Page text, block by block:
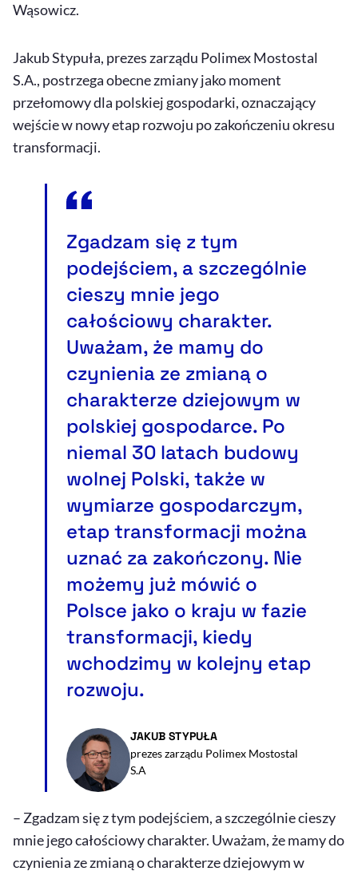
Wąsowicz.
Jakub Stypuła, prezes zarządu Polimex Mostostal
S.A., postrzega obecne zmiany jako moment
przełomowy dla polskiej gospodarki, oznaczający
wejście w nowy etap rozwoju po zakończeniu okresu
transformacji.
Zgadzam się z tym
podejściem, a szczególnie
cieszy mnie jego
całościowy charakter.
Uważam, że mamy do
czynienia ze zmianą o
charakterze dziejowym w
polskiej gospodarce. Po
niemal 30 latach budowy
wolnej Polski, także w
wymiarze gospodarczym,
etap transformacji można
uznać za zakończony. Nie
możemy już mówić o
Polsce jako o kraju w fazie
transformacji, kiedy
wchodzimy w kolejny etap
rozwoju.
JAKUB STYPUŁA
prezes zarządu Polimex Mostostal
S.A
– Zgadzam się z tym podejściem, a szczególnie cieszy
mnie jego całościowy charakter. Uważam, że mamy do
czynienia ze zmianą o charakterze dziejowym w